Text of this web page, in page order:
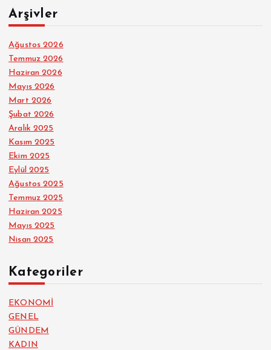
Arşivler
Ağustos 2026
Temmuz 2026
Haziran 2026
Mayıs 2026
Mart 2026
Şubat 2026
Aralık 2025
Kasım 2025
Ekim 2025
Eylül 2025
Ağustos 2025
Temmuz 2025
Haziran 2025
Mayıs 2025
Nisan 2025
Kategoriler
EKONOMİ
GENEL
GÜNDEM
KADIN